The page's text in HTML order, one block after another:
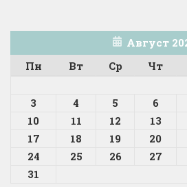
Август
Пн
Вт Ср Чт
3
4 5 6
10
11 12 13
17
18 19 20
24
25 26 27
31